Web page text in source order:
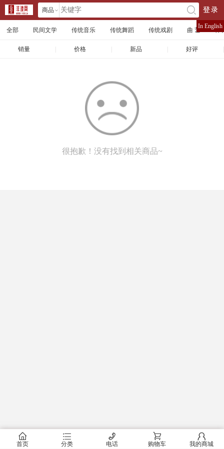
商品 󰄘 登录
全部 民间文学 传统音乐 传统舞蹈 传统戏剧 曲 艺 体
销量 价格 新品 好评
很抱歉！没有找到相关商品~
In English
󰂠
首页
󰂦
分类
󰄫
电话
󰂟
购物车
󰂢
我的商城